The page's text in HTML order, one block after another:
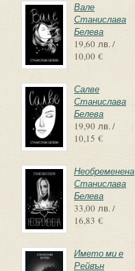
Вале
Станислава
Белева
19,60 лв. /
10,00 €
Салве
Станислава
Белева
19,90 лв. /
10,15 €
Необременена
Станислава
Белева
33,00 лв. /
16,83 €
Името ми е
Рейвън